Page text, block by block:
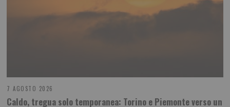
7 AGOSTO 2026
Caldo, tregua solo temporanea: Torino e Piemonte verso un